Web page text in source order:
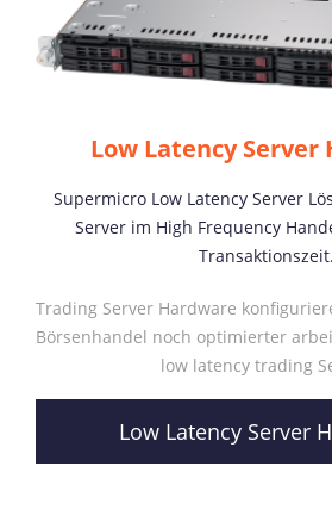
Low Latency Server
Supermicro Low Latency Server
Server im High Frequency
Transaktionszeit.
Trading Server Hardware
Börsenhandel noch optimierter
low latency trading
Low Latency Server